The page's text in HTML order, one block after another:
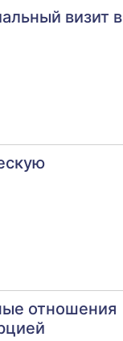
визит в
отношения